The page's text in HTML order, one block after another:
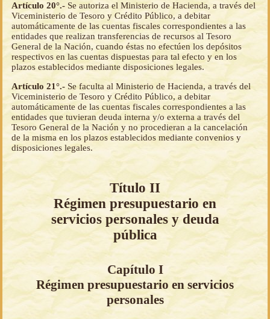
Artículo 20°.- Se autoriza el Ministerio de Hacienda, a través del
Viceministerio de Tesoro y Crédito Público, a debitar
automáticamente de las cuentas fiscales correspondientes a las
entidades que realizan transferencias de recursos al Tesoro
General de la Nación, cuando éstas no efectúen los depósitos
respectivos en las cuentas dispuestas para tal efecto y en los
plazos establecidos mediante disposiciones legales.
Artículo 21°.- Se faculta al Ministerio de Hacienda, a través del
Viceministerio de Tesoro y Crédito Público, a debitar
automáticamente de las cuentas fiscales correspondientes a las
entidades que tuvieran deuda interna y/o externa a través del
Tesoro General de la Nación y no procedieran a la cancelación
de la misma en los plazos establecidos mediante convenios y
disposiciones legales.
Título II
Régimen presupuestario en
servicios personales y deuda
pública
Capítulo I
Régimen presupuestario en servicios
personales